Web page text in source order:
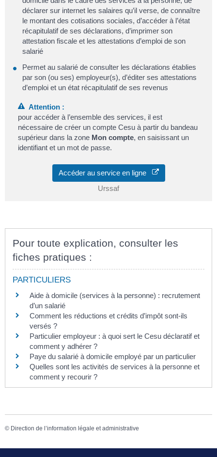
déclarer sur internet les salaires qu’il verse, de connaître
le montant des cotisations sociales, d’accéder à l’état
récapitulatif de ses déclarations, d’imprimer son
attestation fiscale et les attestations d’emploi de son
salarié
Permet au salarié de consulter les déclarations établies
par son (ou ses) employeur(s), d’éditer ses attestations
d’emploi et un état récapitulatif de ses revenus
Attention :
pour accéder à l’ensemble des services, il est
nécessaire de créer un compte Cesu à partir du bandeau
supérieur dans la zone Mon compte, en saisissant un
identifiant et un mot de passe.
Accéder au service en ligne
Urssaf
Pour toute explication, consulter les
fiches pratiques :
PARTICULIERS
Aide à domicile (services à la personne) : recrutement
d’un salarié
Comment les réductions et crédits d’impôt sont-ils
versés ?
Particulier employeur : à quoi sert le Cesu déclaratif et
comment y adhérer ?
Paye du salarié à domicile employé par un particulier
Quelles sont les activités de services à la personne et
comment y recourir ?
© Direction de l’information légale et administrative